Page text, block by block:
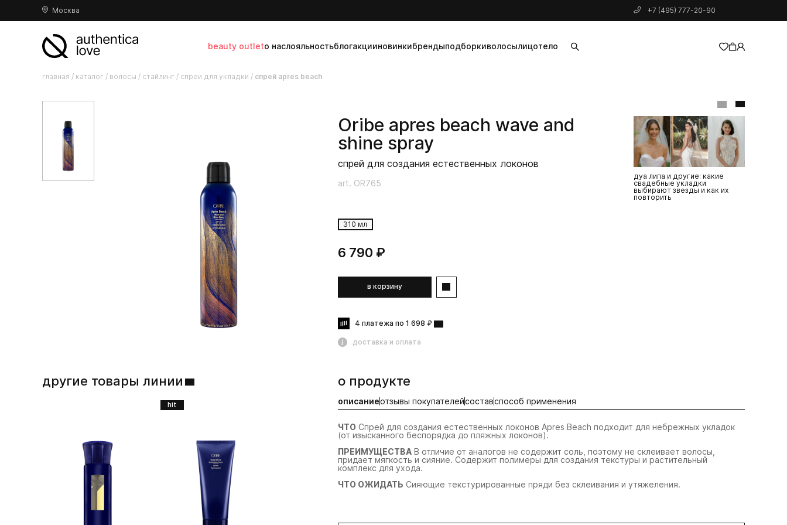
Москва +7 (495) 777-20-90
beauty outletо наслояльностьблогакцииновинкибрендыподборкиволосылицотело
главная / каталог / волосы / стайлинг / спреи для укладки / спрей apres beach
Oribe apres beach wave and
shine spray
спрей для создания естественных локонов
art. OR765
310 мл
6 790 ₽
в корзину
4 платежа по 1 698 ₽
доставка и оплата
дуа липа и другие: какие
свадебные укладки
выбирают звезды и как их
повторить
другие товары линии
hit
о продукте
описание
ЧТО Спрей для создания естественных локонов Apres Beach подходит для небрежных укладок
(от изысканного беспорядка до пляжных локонов).
ПРЕИМУЩЕСТВА В отличие от аналогов не содержит соль, поэтому не склеивает волосы,
придает мягкость и сияние. Содержит полимеры для создания текстуры и растительный
комплекс для ухода.
ЧТО ОЖИДАТЬ Сияющие текстурированные пряди без склеивания и утяжеления.
отзывы покупателейсоставспособ применения